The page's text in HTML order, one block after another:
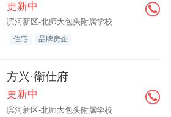
更新中
滨河新区-北师大包头附属学校
住宅 品牌房企
方兴·衛仕府
更新中
滨河新区-北师大包头附属学校